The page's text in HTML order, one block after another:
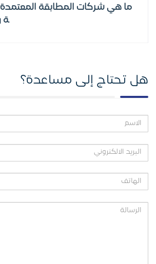
ما هي شركات المطابقة
ة
هل تحتاج إلى مساعدة؟